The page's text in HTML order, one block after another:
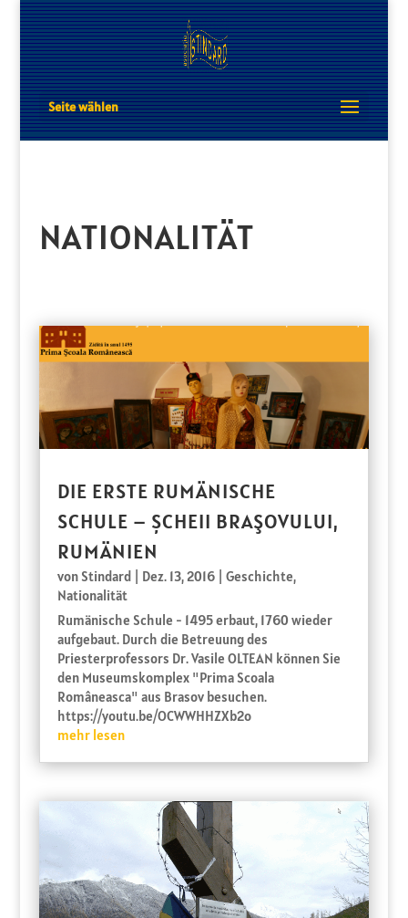
Seite wählen
NATIONALITÄT
DIE ERSTE RUMÄNISCHE
SCHULE – ȘCHEII BRAŞOVULUI,
RUMÄNIEN
von Stindard| Dez. 13, 2016| Geschichte,
Nationalität
Rumänische Schule - 1495 erbaut, 1760 wieder
aufgebaut. Durch die Betreuung des
Priesterprofessors Dr. Vasile OLTEAN können Sie
den Museumskomplex "Prima Scoala
Româneasca" aus Brasov besuchen.
https://youtu.be/OCWWHHZXb2o
mehr lesen